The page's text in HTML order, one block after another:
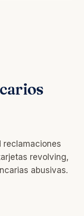
reclamaciones
revolving,
abusivas.